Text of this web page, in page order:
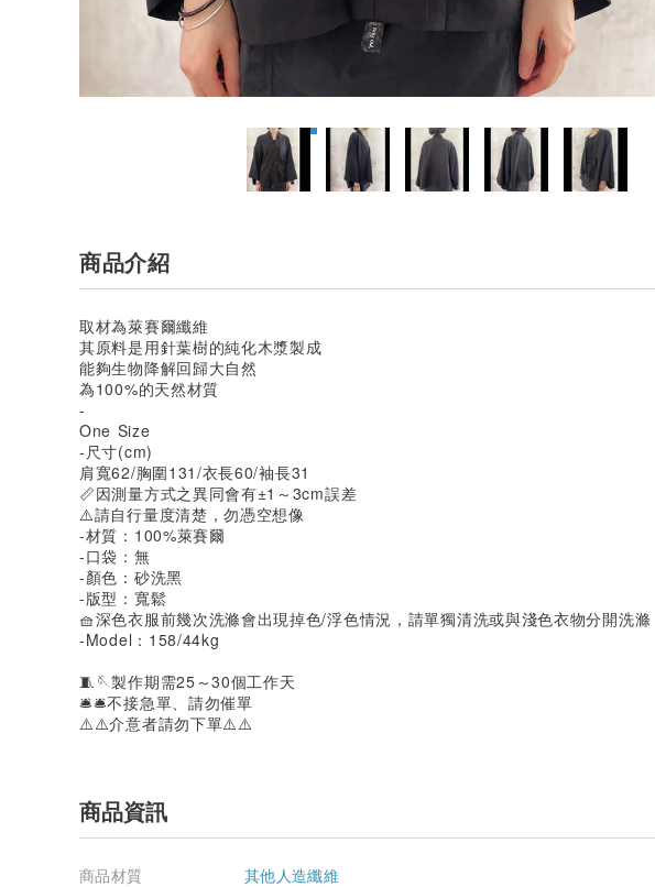
商品介紹
取材為萊賽爾纖維
其原料是用針葉樹的純化木漿製成
能夠生物降解回歸大自然
為100%的天然材質
-
One Size
-尺寸(cm)
肩寬62/胸圍131/衣長60/袖長31
📏因測量方式之異同會有±1～3cm誤差
⚠️請自行量度清楚，勿憑空想像
-材質：100%萊賽爾
-口袋：無
-顏色：砂洗黑
-版型：寬鬆
🧺深色衣服前幾次洗滌會出現掉色/浮色情況，請單獨清洗或與淺色衣物分開洗滌
-Model：158/44kg
🧵🪡製作期需25～30個工作天
🛎🛎不接急單、請勿催單
⚠️⚠️介意者請勿下單⚠️⚠️
商品資訊
商品材質
其他人造纖維